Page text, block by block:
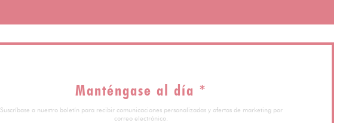
Manténgase al día *
Suscríbase a nuestro boletín para recibir comunicaciones personalizadas y ofertas de marketing por
correo electrónico.